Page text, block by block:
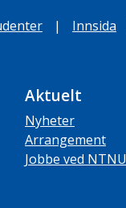
| Innsida
Aktuelt
Nyheter
Arrangement
Jobbe ved NTNU